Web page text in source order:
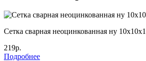
Сетка сварная неоцинкованная ну
219р.
Подробнее